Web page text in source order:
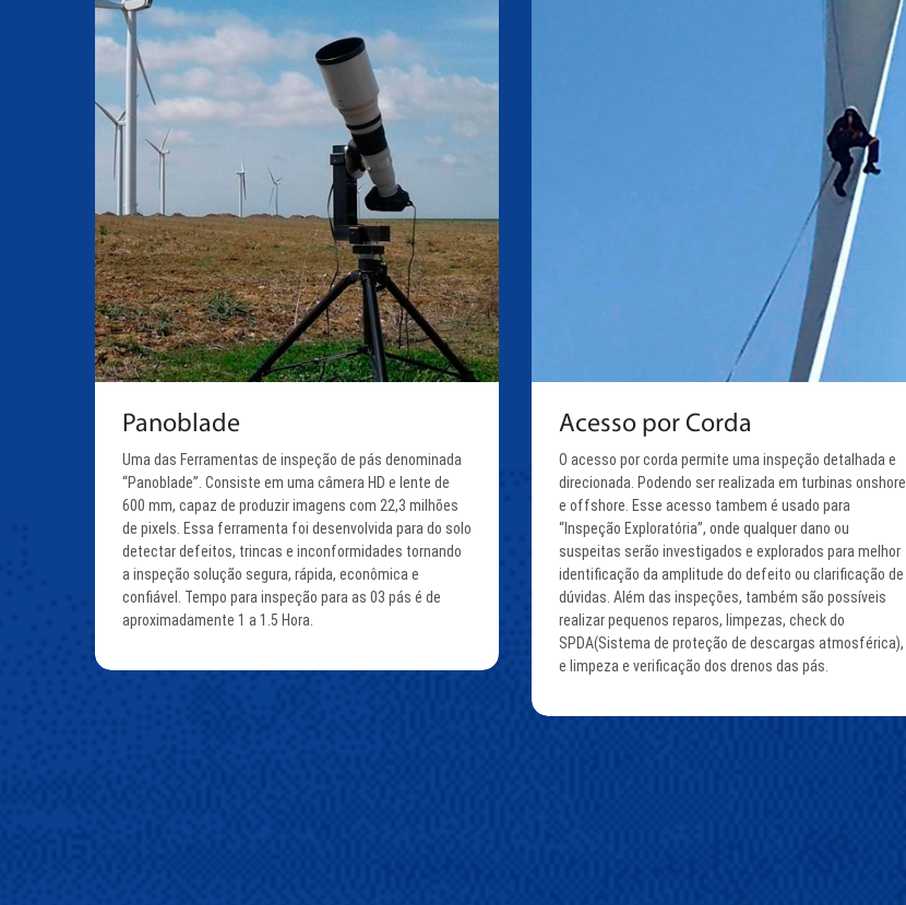
Panoblade
Uma das Ferramentas de inspeção de pás denominada
“Panoblade”. Consiste em uma câmera HD e lente de
600 mm, capaz de produzir imagens com 22,3 milhões
de pixels. Essa ferramenta foi desenvolvida para do solo
detectar defeitos, trincas e inconformidades tornando
a inspeção solução segura, rápida, econômica e
confiável. Tempo para inspeção para as 03 pás é de
aproximadamente 1 a 1.5 Hora.
Acesso por Corda
O acesso por corda permite uma inspeção detalhada e
direcionada. Podendo ser realizada em turbinas onshore
e offshore. Esse acesso tambem é usado para
“Inspeção Exploratória”, onde qualquer dano ou
suspeitas serão investigados e explorados para melhor
identificação da amplitude do defeito ou clarificação de
dúvidas. Além das inspeções, também são possíveis
realizar pequenos reparos, limpezas, check do
SPDA(Sistema de proteção de descargas atmosférica),
e limpeza e verificação dos drenos das pás.